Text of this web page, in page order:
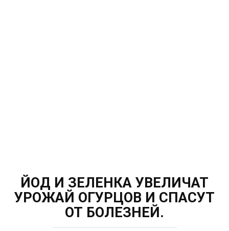
ЙОД И ЗЕЛЕНКА УВЕЛИЧАТ
УРОЖАЙ ОГУРЦОВ И СПАСУТ
ОТ БОЛЕЗНЕЙ.